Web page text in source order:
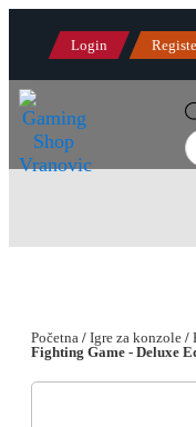
Login
Početna / Igre za konzole /
Fighting Game - Deluxe